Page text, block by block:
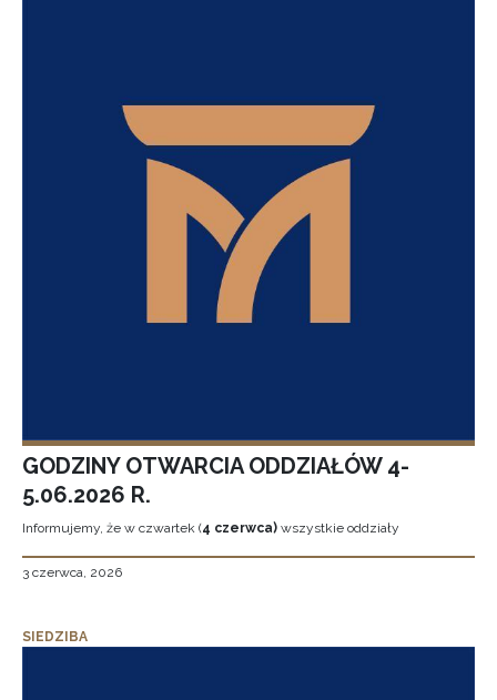
GODZINY OTWARCIA ODDZIAŁÓW 4-
5.06.2026 R.
Informujemy, że w czwartek (4 czerwca) wszystkie oddziały
3 czerwca, 2026
SIEDZIBA